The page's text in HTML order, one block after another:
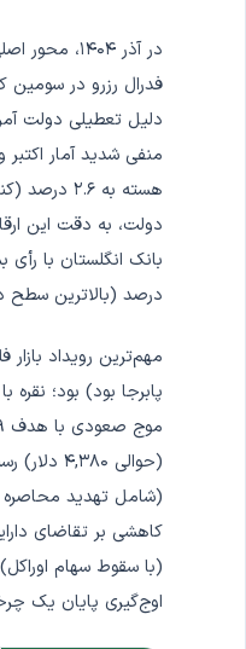
در آذر
دلیل تعطیلی دولت
دولت، به دقت این
درصد (بالاترین سطح
(حوالی
(شامل تهدید محاصره
کاهشی بر تقاضای
(با سقوط سهام
اوج‌گیری پایان یک